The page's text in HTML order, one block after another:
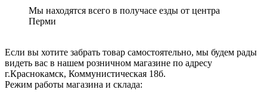
Мы находятся всего в получасе езды от центра
Перми
Если вы хотите забрать товар самостоятельно, мы будем рады
видеть вас в нашем розничном магазине по адресу
г.Краснокамск, Коммунистическая 18б.
Режим работы магазина и склада: